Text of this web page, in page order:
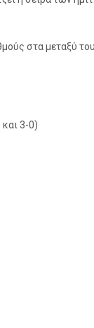
στα μεταξύ
3-0)